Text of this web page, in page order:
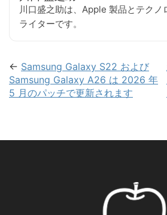
川口盛之助は、Apple 製品とテクノ
ライターです。
← Samsung Galaxy S22 および
Samsung Galaxy A26 は 2026 年
5 月のパッチで更新されます